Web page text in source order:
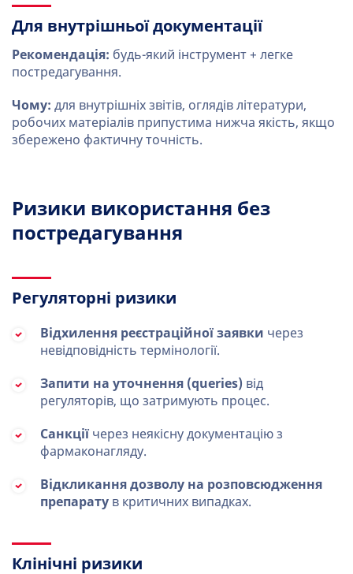
Для внутрішньої документації
Рекомендація: будь-який інструмент + легке
постредагування.
Чому: для внутрішніх звітів, оглядів літератури,
робочих матеріалів припустима нижча якість, якщо
збережено фактичну точність.
Ризики використання без
постредагування
Регуляторні ризики
Відхилення реєстраційної заявки через
невідповідність термінології.
Запити на уточнення (queries) від
регуляторів, що затримують процес.
Санкції через неякісну документацію з
фармаконагляду.
Відкликання дозволу на розповсюдження
препарату в критичних випадках.
Клінічні ризики